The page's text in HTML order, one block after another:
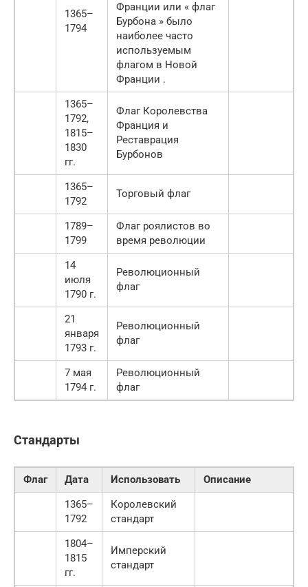
1365–
1794
Франции или « флаг
Бурбона » было
наиболее часто
используемым
флагом в Новой
Франции .
1365–
1792,
1815–
1830
гг.
Флаг Королевства
Франция и
Реставрация
Бурбонов
1365–
1792
Торговый флаг
1789–
1799
Флаг роялистов во
время революции
14
июля
1790 г.
Революционный
флаг
21
января
1793 г.
Революционный
флаг
7 мая
1794 г.
Революционный
флаг
Стандарты
Флаг Дата Использовать
Описание
1365–
1792
Королевский
стандарт
1804–
1815
гг.
Имперский
стандарт